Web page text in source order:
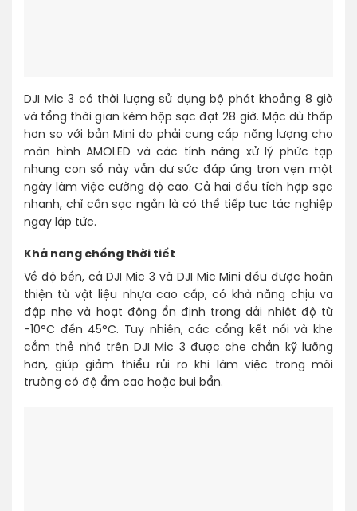
DJI Mic 3 có thời lượng sử dụng bộ phát khoảng 8 giờ
và tổng thời gian kèm hộp sạc đạt 28 giờ. Mặc dù thấp
hơn so với bản Mini do phải cung cấp năng lượng cho
màn hình AMOLED và các tính năng xử lý phức tạp
nhưng con số này vẫn dư sức đáp ứng trọn vẹn một
ngày làm việc cường độ cao. Cả hai đều tích hợp sạc
nhanh, chỉ cần sạc ngắn là có thể tiếp tục tác nghiệp
ngay lập tức.
Khả năng chống thời tiết
Về độ bền, cả DJI Mic 3 và DJI Mic Mini đều được hoàn
thiện từ vật liệu nhựa cao cấp, có khả năng chịu va
đập nhẹ và hoạt động ổn định trong dải nhiệt độ từ
-10°C đến 45°C. Tuy nhiên, các cổng kết nối và khe
cắm thẻ nhớ trên DJI Mic 3 được che chắn kỹ lưỡng
hơn, giúp giảm thiểu rủi ro khi làm việc trong môi
trường có độ ẩm cao hoặc bụi bẩn.